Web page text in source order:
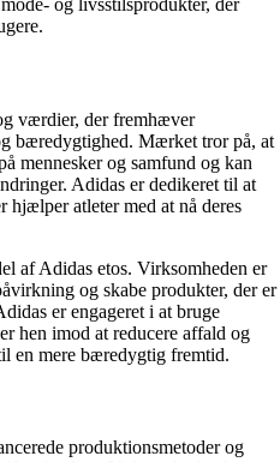
og livsstilsprodukter, der
værdier, der fremhæver
bæredygtighed. Mærket tror på, at
mennesker og samfund og kan
Adidas er dedikeret til at
hjælper atleter med at nå deres
af Adidas etos. Virksomheden er
og skabe produkter, der er
er engageret i at bruge
hen imod at reducere affald og
en mere bæredygtig fremtid.
produktionsmetoder og